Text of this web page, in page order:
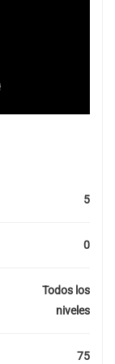
5
0
Todos los
niveles
75